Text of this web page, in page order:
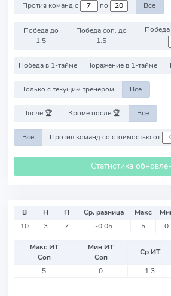
Против команд с по Все
Победа до
1.5
Победа соп. до
1.5
Победа в 1-тайме Поражение в 1-тайме
Только с текущим тренером Все
После 🏆 Кроме после 🏆 Все
Все Против команд со стоимостью от
Статистика
В Н П Ср. разница Макс
10
3 7 -0.05 5 0
Макс ИТ
Соп
Мин ИТ
Соп
Ср ИТ
5
0 1.3